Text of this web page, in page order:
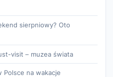
sierpniowy? Oto
visit – muzea świata
Polsce na wakacje